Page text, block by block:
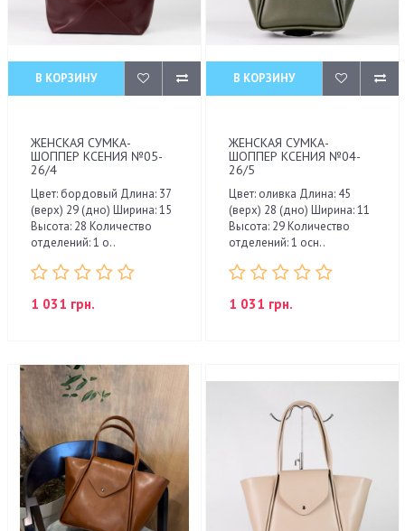
В КОРЗИНУ
ЖЕНСКАЯ СУМКА-
ШОППЕР КСЕНИЯ №05-
26/4
Цвет: бордовый Длина: 37
(верх) 29 (дно) Ширина: 15
Высота: 28 Количество
отделений: 1 о..
1 031 грн.
В КОРЗИНУ
ЖЕНСКАЯ СУМКА-
ШОППЕР КСЕНИЯ №04-
26/5
Цвет: оливка Длина: 45
(верх) 28 (дно) Ширина: 11
Высота: 29 Количество
отделений: 1 осн..
1 031 грн.